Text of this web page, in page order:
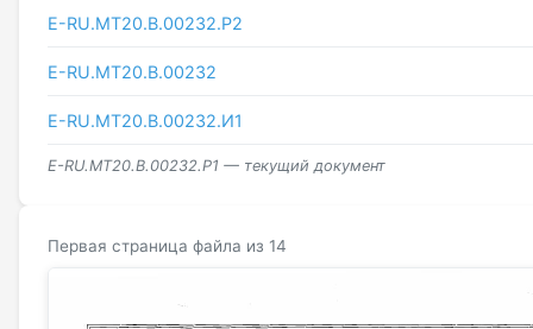
E-RU.МТ20.В.00232.Р2
Е-RU.MT20.В.00232
Е-RU.MT20.В.00232.И1
E-RU.МТ20.В.00232.Р1 — текущий документ
Первая страница файла из 14